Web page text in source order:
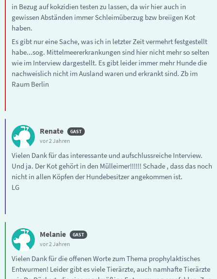
in Bezug auf kokzidien testen zu lassen, da wir hier auch in
gewissen Abständen immer Schleimüberzug bzw breiigen Kot
haben.
Es gibt nur eine Sache, was ich in letzter Zeit vermehrt festgestellt
habe...sog. Mittelmeererkrankungen sind hier nicht mehr so selten
wie im Interview dargestellt. Es gibt leider immer mehr Hunde die
nachweislich nicht im Ausland waren und erkrankt sind. Zb im
Raum Berlin
Renate
vor 2 Jahren
Vielen Dank für das interessante und aufschlussreiche Interview.
Und ja. Der Kot gehört in den Mülleimer!!!!!! Schade , dass das noch
nicht in allen Köpfen der Hundebesitzer angekommen ist.
LG
Melanie
vor 2 Jahren
Vielen Dank für die offenen Worte zum Thema prophylaktisches
Entwurmen! Leider gibt es viele Tierärzte, auch namhafte Tierärzte